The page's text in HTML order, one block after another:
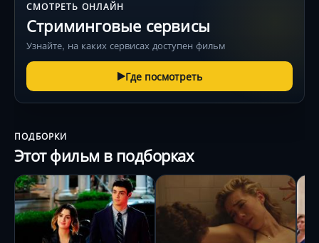
СМОТРЕТЬ ОНЛАЙН
Стриминговые сервисы
Узнайте, на каких сервисах доступен фильм
Где посмотреть
ПОДБОРКИ
Этот фильм в подборках